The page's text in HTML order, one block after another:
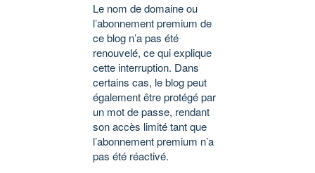
Le nom de domaine ou
l’abonnement premium de
ce blog n’a pas été
renouvelé, ce qui explique
cette interruption. Dans
certains cas, le blog peut
également être protégé par
un mot de passe, rendant
son accès limité tant que
l’abonnement premium n’a
pas été réactivé.